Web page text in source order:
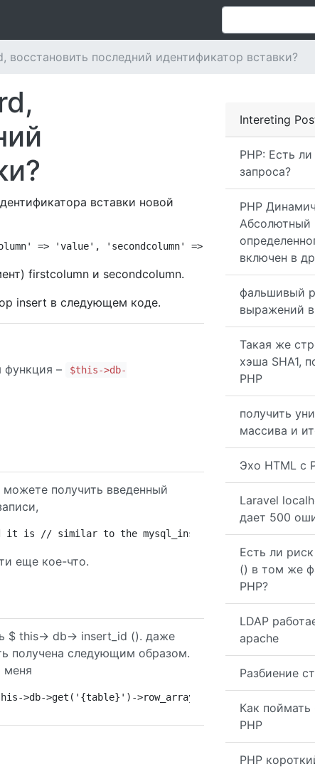
восстановить последний идентификатор вставки?
Intereting
PHP: Есть
запроса?
PHP
Абсолютный
включен в
фальшивый
выражений
Такая же
хэша SHA1,
PHP
получить
массива и
Эхо HTML с
Laravel
дает 500
Есть ли
() в том же
PHP?
LDAP
apache
Разбиение
Как
PHP
PHP
вставки новой
=> 'value', 'secondcolumn' => 'value') );
firstcolumn и secondcolumn.
insert в следующем коде.
функция –
$this->db-
получить введенный
is // similar to the mysql_insert_id in core PHP
еще кое-что.
$ this-> db-> insert_id (). даже
получена следующим образом.
меня
>db->get('{table}')->row_array(); echo